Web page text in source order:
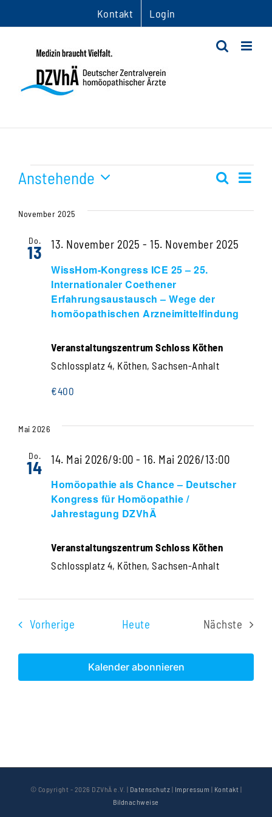
Inhalt
Kontakt Login
Veranstaltungen
Suche
Suche
Liste
Anstehende
wählen.
November 2025
Do.
13
WissHom-Kongress ICE 25 – 25.
Internationaler Coethener
Erfahrungsaustausch – Wege der
homöopathischen Arzneimittelfindung
13. November 2025 - 15. November 2025
Veranstaltungszentrum Schloss Köthen
Schlossplatz 4, Köthen, Sachsen-Anhalt
€400
Mai 2026
Do.
14
Homöopathie als Chance – Deutscher
Kongress für Homöopathie /
Jahrestagung DZVhÄ
14. Mai 2026/9:00 - 16. Mai 2026/13:00
Veranstaltungszentrum Schloss Köthen
Schlossplatz 4, Köthen, Sachsen-Anhalt
Vorherige Veranstaltungen
Heute
Nächste
Kalender abonnieren
© Copyright - 2026 DZVhÄ e.V. | Datenschutz | Impressum | Kontakt |
Bildnachweise